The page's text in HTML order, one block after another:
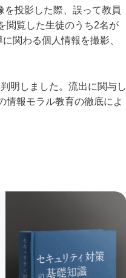
投影した際、誤って教員
閲覧した生徒のうち2名が
関わる個人情報を撮影、
明しました。流出に関与し
情報モラル教育の徹底によ